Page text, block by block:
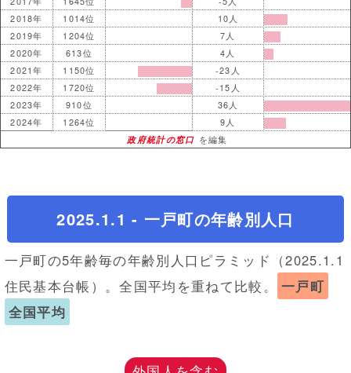
2018年
1014位
10人
2019年
1204位
7人
2020年
613位
4人
2021年
1150位
-23人
2022年
1720位
-15人
2023年
910位
36人
2024年
1264位
9人
政府統計の窓口 を編集
2025.1.1 - 一戸町の年齢別人口
一戸町の5年齢毎の年齢別人口ピラミッド（2025.1.1
住民基本台帳）。全国平均を重ねて比較。
一戸町
全国平均